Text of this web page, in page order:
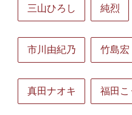
三山ひろし 純烈
市川由紀乃 竹島宏
真田ナオキ 福田こ